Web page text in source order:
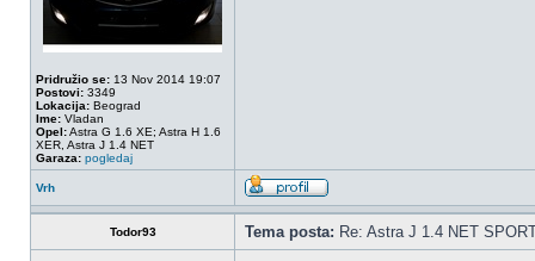
Pridružio se: 13 Nov 2014 19:07
Postovi: 3349
Lokacija: Beograd
Ime: Vladan
Opel:Astra G 1.6 XE; Astra H 1.6
XER, Astra J 1.4 NET
Garaza: pogledaj
Vrh
Todor93 Tema posta: Re: Astra J 1.4 NET